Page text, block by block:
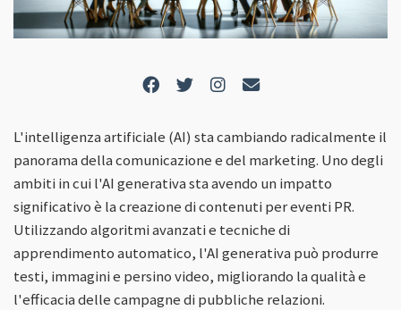
L'intelligenza artificiale (AI) sta cambiando radicalmente il
panorama della comunicazione e del marketing. Uno degli
ambiti in cui l'AI generativa sta avendo un impatto
significativo è la creazione di contenuti per eventi PR.
Utilizzando algoritmi avanzati e tecniche di
apprendimento automatico, l'AI generativa può produrre
testi, immagini e persino video, migliorando la qualità e
l'efficacia delle campagne di pubbliche relazioni.